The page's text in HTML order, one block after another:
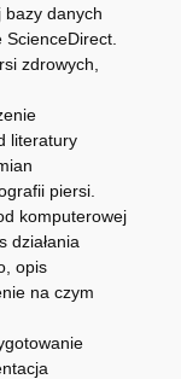
danych
zdrowych,
literatury
piersi.
komputerowej
działania
opis
na czym